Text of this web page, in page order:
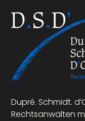
Dupré. Schmidt.
Rechtsanwälten